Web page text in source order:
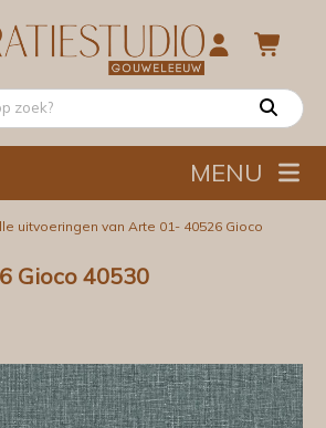
MENU
uitvoeringen van Arte 01- 40526 Gioco
Gioco 40530